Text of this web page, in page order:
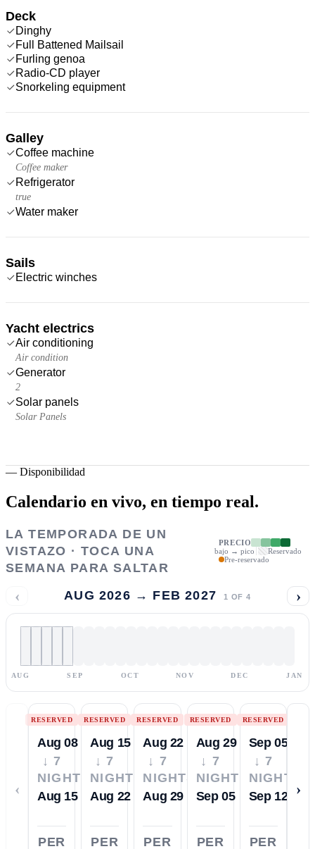
Deck
Dinghy
Full Battened Mailsail
Furling genoa
Radio-CD player
Snorkeling equipment
Galley
Coffee machine
Coffee maker
Refrigerator
true
Water maker
Sails
Electric winches
Yacht electrics
Air conditioning
Air condition
Generator
2
Solar panels
Solar Panels
— Disponibilidad
Calendario en vivo, en tiempo real.
LA TEMPORADA DE UN
VISTAZO · TOCA UNA
SEMANA PARA SALTAR
PRECIO
bajo → pico
Reservado
Pre-reservado
‹ AUG 2026 → FEB 2027 1 OF 4 ›
AUG SEP OCT NOV DEC JAN
‹
RESERVED
Aug 08
↓ 7
NIGHTS
Aug 15
PER
RESERVED
Aug 15
↓ 7
NIGHTS
Aug 22
PER
RESERVED
Aug 22
↓ 7
NIGHTS
Aug 29
PER
RESERVED
Aug 29
↓ 7
NIGHTS
Sep 05
PER
RESERVED
Sep 05
↓ 7
NIGHTS
Sep 12
PER
›